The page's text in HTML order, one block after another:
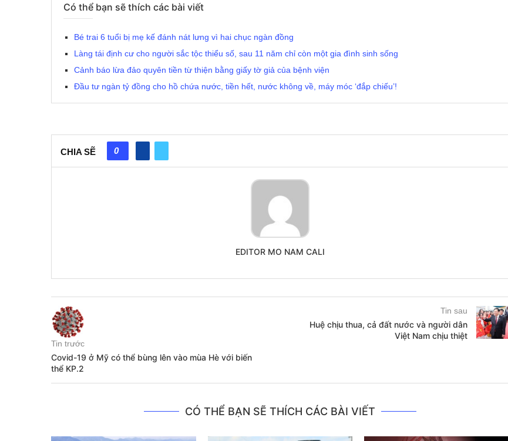
Có thể bạn sẽ thích các bài viết
Bé trai 6 tuổi bị mẹ kế đánh nát lưng vì hai chục ngàn đồng
Làng tái định cư cho người sắc tộc thiểu số, sau 11 năm chỉ còn một gia đình sinh sống
Cảnh báo lừa đảo quyên tiền từ thiện bằng giấy tờ giả của bệnh viện
Đầu tư ngàn tỷ đồng cho hồ chứa nước, tiền hết, nước không về, máy móc ‘đắp chiếu’!
CHIA SẼ 0
EDITOR MO NAM CALI
Tin trước
Covid-19 ở Mỹ có thể bùng lên vào mùa Hè với biến
thể KP.2
Tin sau
Huệ chịu thua, cả đất nước và người dân
Việt Nam chịu thiệt
CÓ THỂ BẠN SẼ THÍCH CÁC BÀI VIẾT